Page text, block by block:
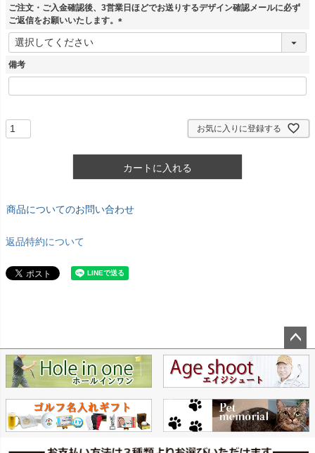
ご注文・ご入金確認後、3営業日ほどでお送りするデザイン確認メールに必ず
ご返信をお願いいたします。
(
備考
お気に入りに登録する
カートに入れる
商品についてのお問い合わせ
返品特約について
ペー
ジト
ップ
へ